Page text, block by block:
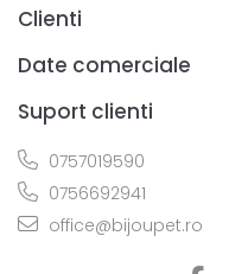
Clienti
Date comerciale
Suport clienti
0757019590
0756692941
office@bijoupet.ro